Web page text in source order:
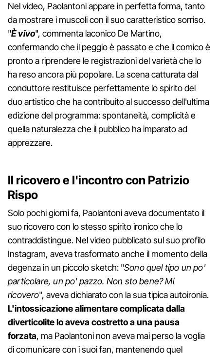
Nel video, Paolantoni appare in perfetta forma, tanto
da mostrare i muscoli con il suo caratteristico sorriso.
"È vivo", commenta laconico De Martino,
confermando che il peggio è passato e che il comico è
pronto a riprendere le registrazioni del varietà che lo
ha reso ancora più popolare. La scena catturata dal
conduttore restituisce perfettamente lo spirito del
duo artistico che ha contribuito al successo dell'ultima
edizione del programma: spontaneità, complicità e
quella naturalezza che il pubblico ha imparato ad
apprezzare.
Il ricovero e l'incontro con Patrizio
Rispo
Solo pochi giorni fa, Paolantoni aveva documentato il
suo ricovero con lo stesso spirito ironico che lo
contraddistingue. Nel video pubblicato sul suo profilo
Instagram, aveva trasformato anche il momento della
degenza in un piccolo sketch: "Sono quel tipo un po'
particolare, un po' pazzo. Non sto bene? Mi
ricovero", aveva dichiarato con la sua tipica autoironia.
L'intossicazione alimentare complicata dalla
diverticolite lo aveva costretto a una pausa
forzata, ma Paolantoni non aveva mai perso la voglia
di comunicare con i suoi fan, mantenendo quel